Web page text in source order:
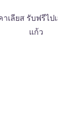
เลียส รับฟรีไป
แก้ว